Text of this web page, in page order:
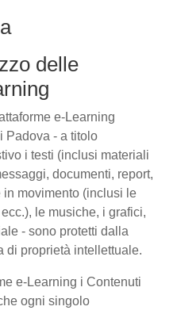
delle
e-Learning
Padova - a titolo
i testi (inclusi materiali
documenti, report,
movimento (inclusi le
le musiche, i grafici,
- sono protetti dalla
di proprietà intellettuale.
e-Learning i Contenuti
ogni singolo